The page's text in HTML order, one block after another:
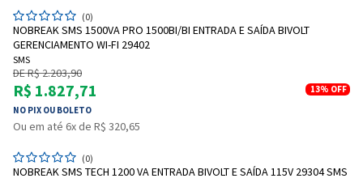
Cartão de crédito
Pagamento via Pix
(0)
NOBREAK SMS 1500VA PRO 1500BI/BI ENTRADA E SAÍDA BIVOLT
GERENCIAMENTO WI-FI 29402
SMS
DE R$ 2.203,90
R$ 1.827,71
NO PIX OU BOLETO
13% OFF
Ou em até 6x de R$ 320,65
(0)
NOBREAK SMS TECH 1200 VA ENTRADA BIVOLT E SAÍDA 115V 29304 SMS